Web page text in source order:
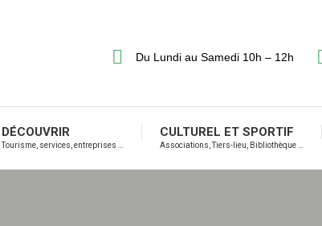
Du Lundi au Samedi 10h – 12h
DÉCOUVRIR
Tourisme, services, entreprises …
CULTUREL ET SPORTIF
Associations, Tiers-lieu, Bibliothèque …